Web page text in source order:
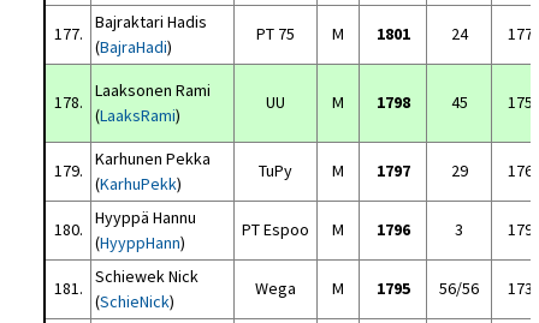
177.
Bajraktari Hadis
(BajraHadi)
PT 75 M 1801 24
178.
Laaksonen Rami
(LaaksRami)
UU M 1798 45
179.
Karhunen Pekka
(KarhuPekk)
TuPy M 1797 29
180.
Hyyppä Hannu
(HyyppHann)
PT Espoo M 1796 3
181.
Schiewek Nick
(SchieNick)
Wega M 1795 56/56